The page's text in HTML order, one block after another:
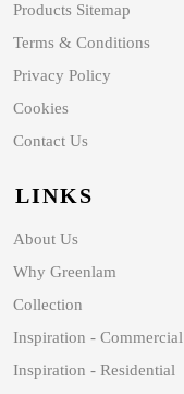
Products Sitemap
Terms & Conditions
Privacy Policy
Cookies
Contact Us
LINKS
About Us
Why Greenlam
Collection
Inspiration - Commercial
Inspiration - Residential